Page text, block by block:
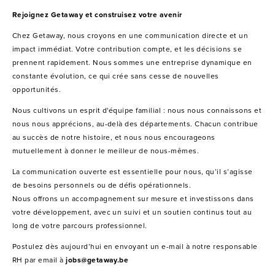
Rejoignez Getaway et construisez votre avenir
Chez Getaway, nous croyons en une communication directe et un
impact immédiat. Votre contribution compte, et les décisions se
prennent rapidement. Nous sommes une entreprise dynamique en
constante évolution, ce qui crée sans cesse de nouvelles
opportunités.
Nous cultivons un esprit d'équipe familial : nous nous connaissons et
nous nous apprécions, au-delà des départements. Chacun contribue
au succès de notre histoire, et nous nous encourageons
mutuellement à donner le meilleur de nous-mêmes.
La communication ouverte est essentielle pour nous, qu’il s’agisse
de besoins personnels ou de défis opérationnels.
Nous offrons un accompagnement sur mesure et investissons dans
votre développement, avec un suivi et un soutien continus tout au
long de votre parcours professionnel.
Postulez dès aujourd’hui en envoyant un e-mail à notre responsable
RH par email àjobs@getaway.be